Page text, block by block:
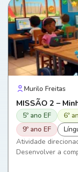
Murilo Freitas
MISSÃO 2 –
5º ano EF 6º
9º ano EF
Atividade
Desenvolver a